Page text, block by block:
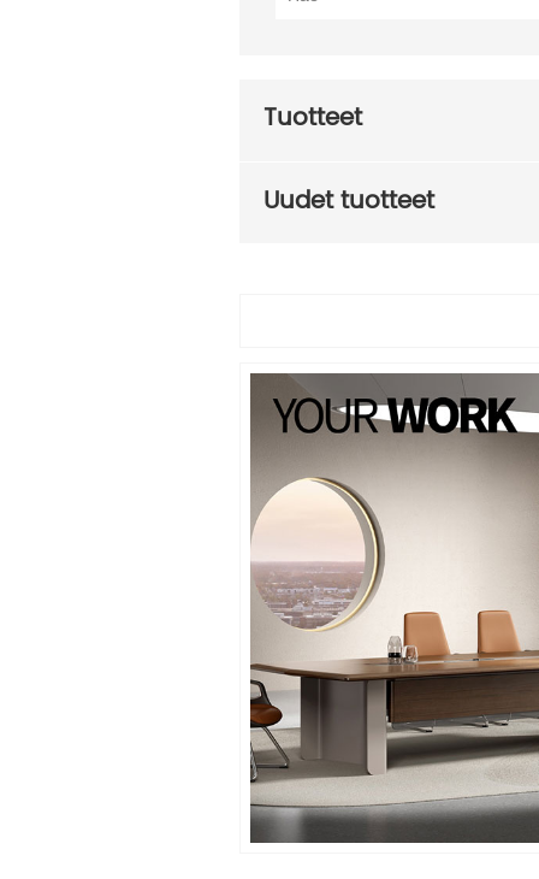
Tuotteet
Uudet tuotteet